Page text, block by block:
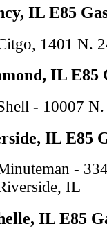
IL E85
1401 N.
IL E85
- 10007
IL E85
-
IL
IL E85